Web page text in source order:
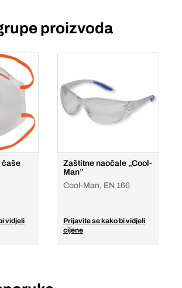
proizvoda
čaše
vidjeli
Zaštitne naočale „Cool-
Man”
Cool-Man, EN 166
Prijavite se kako bi vidjeli
cijene